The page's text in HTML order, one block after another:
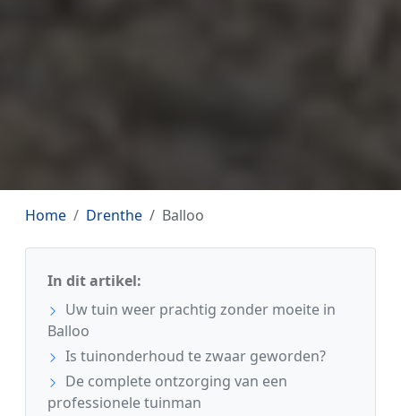
Home Drenthe Balloo
In dit artikel:
Uw tuin weer prachtig zonder moeite in
Balloo
Is tuinonderhoud te zwaar geworden?
De complete ontzorging van een
professionele tuinman